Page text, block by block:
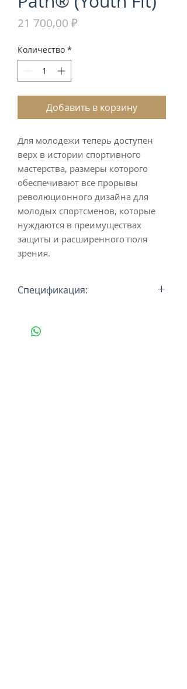
21 700,00 ₽Цена
Количество *
Добавить в корзину
Для молодежи теперь доступен
верх в истории спортивного
мастерства, размеры которого
обеспечивают все прорывы
революционного дизайна для
молодых спортсменов, которые
нуждаются в преимуществах
защиты и расширенного поля
зрения.
Спецификация:
Цвет линзы: Prizm Road
Размер: One size